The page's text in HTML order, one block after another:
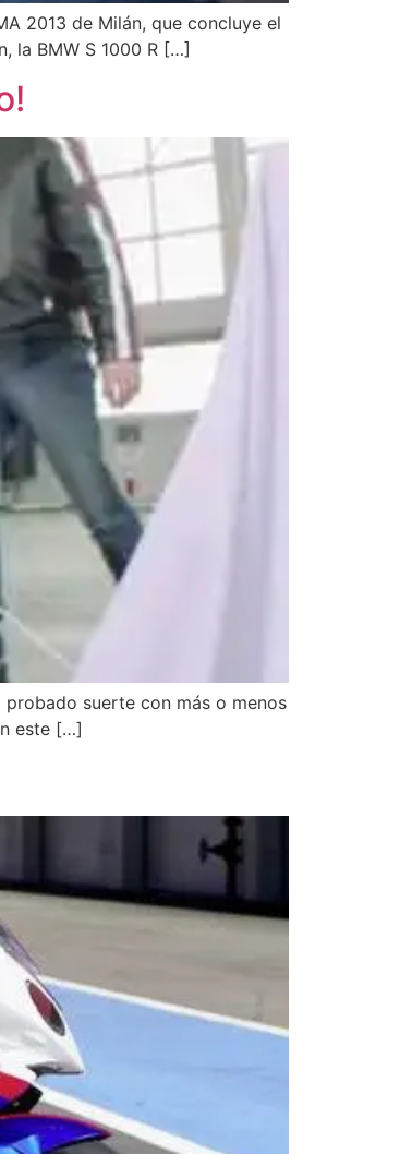
2013 de Milán, que concluye el
la BMW S 1000 R […]
suerte con más o menos
este […]